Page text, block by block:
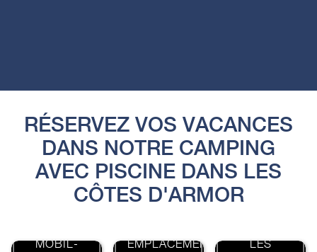
RÉSERVEZ VOS VACANCES
DANS NOTRE CAMPING
AVEC PISCINE DANS LES
CÔTES D'ARMOR
MOBIL-
EMPLACEMENTS
LES